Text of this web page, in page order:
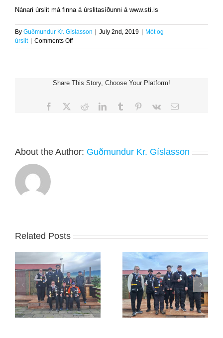
Nánari úrslit má finna á úrslitasíðunni á www.sti.is
By Guðmundur Kr. Gíslasson July 2nd, 2019
Mót og
úrslit
Comments Offon
Landsmót
Blönduósi
Share This Story, Choose Your Platform!
Facebook RedditLinkedInTumblr Pinterest
Vk Email
About the Author: Guðmundur Kr. Gíslasson
Related Posts
Guðmann sigraði á
Blönduósi
Jóhannes Frank
sigraði á Húsavík um
helgina